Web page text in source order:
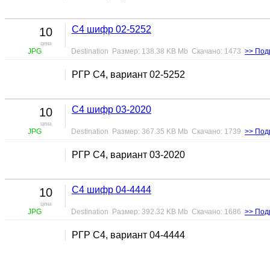
10
цена
JPG
С4 шифр 02-5252
Destination Размер: 138.38 KB Mb Скачано: 1473 >>
РГР С4, вариант 02-5252
10
цена
JPG
С4 шифр 03-2020
Destination Размер: 367.35 KB Mb Скачано: 1739 >>
РГР С4, вариант 03-2020
10
цена
JPG
С4 шифр 04-4444
Destination Размер: 392.32 KB Mb Скачано: 1686 >>
РГР С4, вариант 04-4444